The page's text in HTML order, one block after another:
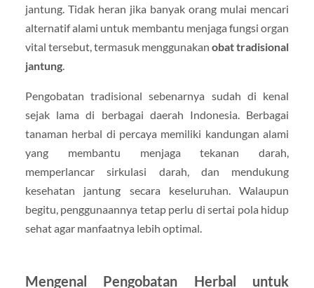
jantung. Tidak heran jika banyak orang mulai mencari
alternatif alami untuk membantu menjaga fungsi organ
vital tersebut, termasuk menggunakanobat tradisional
jantung.
Pengobatan tradisional sebenarnya sudah di kenal
sejak lama di berbagai daerah Indonesia. Berbagai
tanaman herbal di percaya memiliki kandungan alami
yang membantu menjaga tekanan darah,
memperlancar sirkulasi darah, dan mendukung
kesehatan jantung secara keseluruhan. Walaupun
begitu, penggunaannya tetap perlu di sertai pola hidup
sehat agar manfaatnya lebih optimal.
Mengenal Pengobatan Herbal untuk